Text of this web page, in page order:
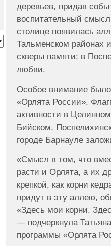
деревьев, придав
воспитательный
столице появилась
Тальменском районах
скверы памяти; в
любви.
Особое внимание
«Орлята России».
активности в
Бийском,
городе Барнауле
«Смысл в том, что
расти и Орлята, а их
крепкой, как корни
придут в эту аллею,
«Здесь мои корни.
— подчеркнула
программы «Орлята